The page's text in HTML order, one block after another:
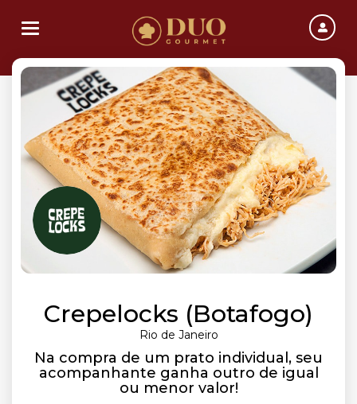
Toggle navigation
Crepelocks (Botafogo)
Rio de Janeiro
Na compra de um prato individual, seu
acompanhante ganha outro de igual
ou menor valor!